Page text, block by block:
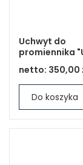
Uchwyt do
promiennika
netto: 350,00
Do koszyka